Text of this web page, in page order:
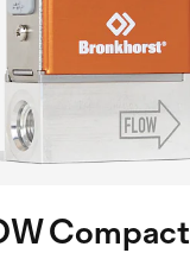
Compact